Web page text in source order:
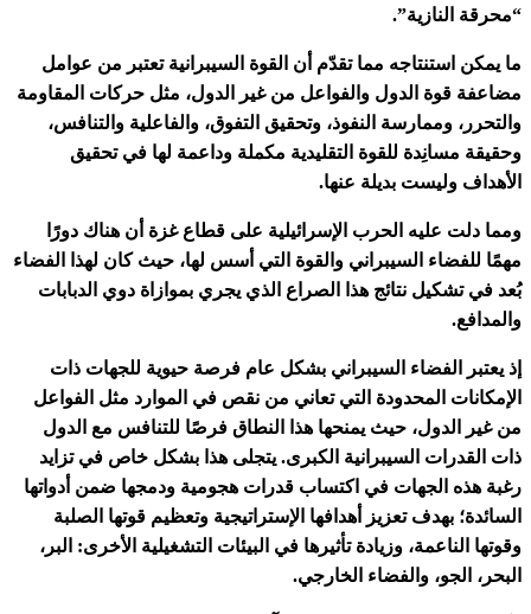
“محرقة النازية”.
ما يمكن استنتاجه مما تقدّم أن القوة السيبرانية تعتبر من عوامل
مضاعفة قوة الدول والفواعل من غير الدول، مثل حركات المقاومة
والتحرر، وممارسة النفوذ، وتحقيق التفوق، والفاعلية والتنافس،
وحقيقة مسانِدة للقوة التقليدية مكملة وداعمة لها في تحقيق
الأهداف وليست بديلة عنها.
ومما دلت عليه الحرب الإسرائيلية على قطاع غزة أن هناك دورًا
مهمًا للفضاء السيبراني والقوة التي أسس لها، حيث كان لهذا الفضاء
بُعد في تشكيل نتائج هذا الصراع الذي يجري بموازاة دوي الدبابات
والمدافع.
إذ يعتبر الفضاء السيبراني بشكل عام فرصة حيوية للجهات ذات
الإمكانات المحدودة التي تعاني من نقص في الموارد مثل الفواعل
من غير الدول، حيث يمنحها هذا النطاق فرصًا للتنافس مع الدول
ذات القدرات السيبرانية الكبرى. يتجلى هذا بشكل خاص في تزايد
رغبة هذه الجهات في اكتساب قدرات هجومية ودمجها ضمن أدواتها
السائدة؛ بهدف تعزيز أهدافها الإستراتيجية وتعظيم قوتها الصلبة
وقوتها الناعمة، وزيادة تأثيرها في البيئات التشغيلية الأخرى: البر،
البحر، الجو، والفضاء الخارجي.